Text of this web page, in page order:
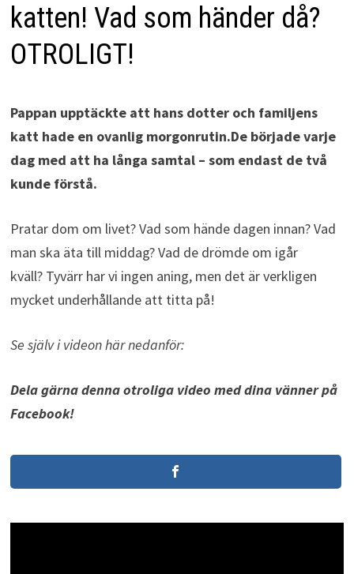
katten! Vad som händer då?
OTROLIGT!
Pappan upptäckte att hans dotter och familjens
katt hade en ovanlig morgonrutin.De började varje
dag med att ha långa samtal – som endast de två
kunde förstå.
Pratar dom om livet?Vad som hände dagen innan?Vad
man ska äta till middag?Vad de drömde om igår
kväll? Tyvärr har vi ingen aning, men det är verkligen
mycket underhållande att titta på!
Se själv i videon här nedanför:
Dela gärna denna otroliga video med dina vänner på
Facebook!